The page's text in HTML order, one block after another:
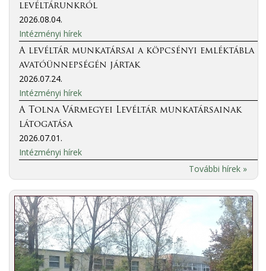
levéltárunkról
2026.08.04.
Intézményi hírek
A levéltár munkatársai a köpcsényi emléktábla
avatóünnepségén jártak
2026.07.24.
Intézményi hírek
A Tolna Vármegyei Levéltár munkatársainak
látogatása
2026.07.01.
Intézményi hírek
További hírek »